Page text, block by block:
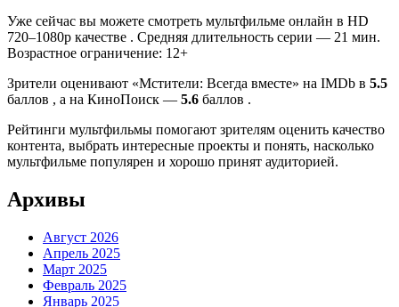
Уже сейчас вы можете смотреть мультфильме онлайн в HD
720–1080p качестве . Средняя длительность серии — 21 мин.
Возрастное ограничение: 12+
Зрители оценивают «Мстители: Всегда вместе» на IMDb в 5.5
баллов , а на КиноПоиск — 5.6 баллов .
Рейтинги мультфильмы помогают зрителям оценить качество
контента, выбрать интересные проекты и понять, насколько
мультфильме популярен и хорошо принят аудиторией.
Архивы
Август 2026
Апрель 2025
Март 2025
Февраль 2025
Январь 2025